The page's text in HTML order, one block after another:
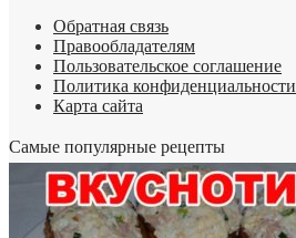
Обратная связь
Правообладателям
Пользовательское соглашение
Политика конфиденциальности
Карта сайта
Самые популярные рецепты